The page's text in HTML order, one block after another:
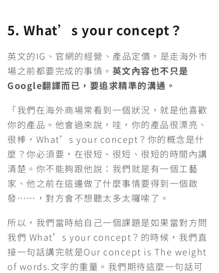
5. What’s your concept？
英文的IG、官網的經營、產品定價，是走海外市
場之前都要完成的事情。 英文內容也不只是
Google翻譯而已，要追求精準的溝通。
「我們在海外商場常看到一個狀況，就是他喜歡
你的產品。他會過來說，哇，你的產品很漂亮、
很棒，What’s your concept？你的概念是什
麼？你必須要，在很短、很短、很短的時間內講
清楚。你不能夠跟他說：我們就是有一個工藝
家、他之前在這邊做了什麼事情要得到一個啟
發……，對方會不想聽太多太囉嗦了。
所以，我們當時給自己一個課題是如果當對方問
我們 What’s your concept？的時候，我們直
接一句話講完就是Our concept is The weight
of words.文字的重量。我們期待這麼一句話可